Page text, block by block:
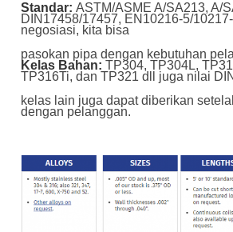
Standar: ASTM/ASME A/SA213, A/
DIN17458/17457, EN10216-5/
negosiasi, kita bisa
pasokan pipa dengan kebutuhan
Kelas Bahan: TP304, TP304L,
TP316Ti, dan TP321 dll juga nilai
kelas lain juga dapat diberikan
dengan pelanggan.